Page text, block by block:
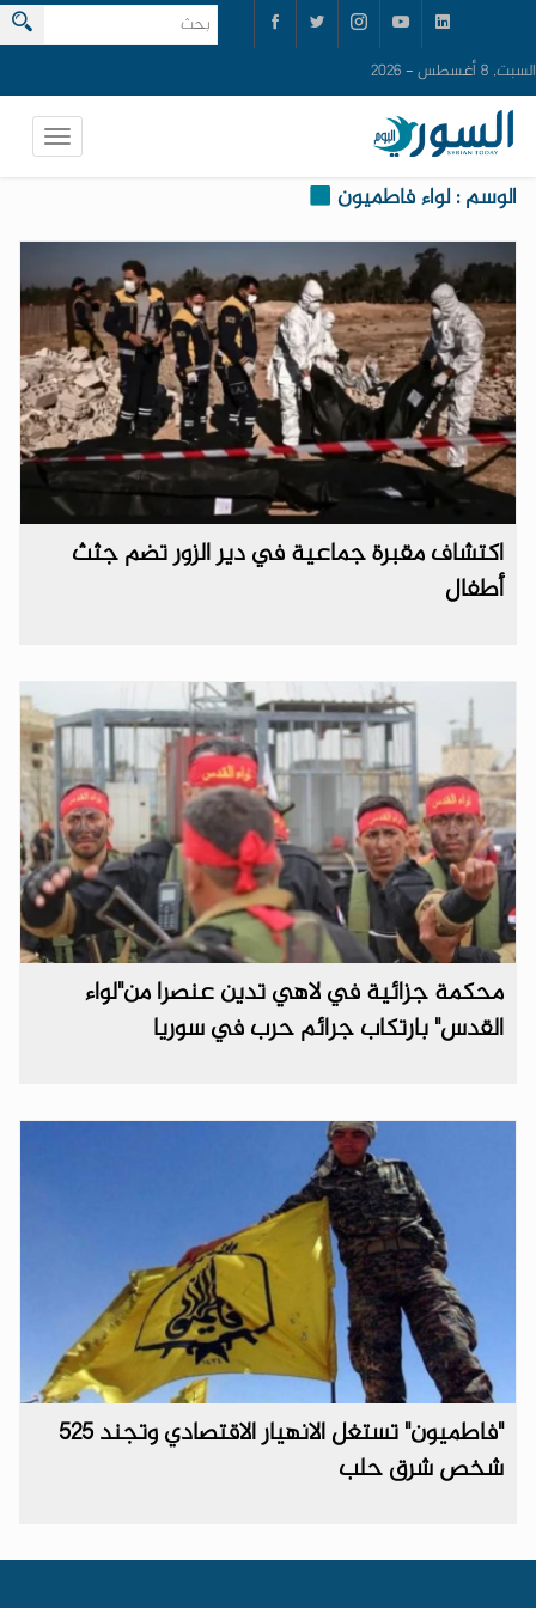
السبت, 8 أغسطس - 2026
الوسم : لواء فاطميون
اكتشاف مقبرة جماعية في دير الزور تضم جثث
أطفال
محكمة جزائية في لاهي تدين عنصرا من"لواء
القدس" بارتكاب جرائم حرب في سوريا
"فاطميون" تستغل الانهيار الاقتصادي وتجند 525
شخص شرق حلب